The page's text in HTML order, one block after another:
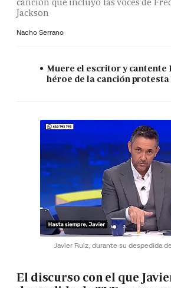
Jackson
Nacho Serrano
Muere el escritor y cantente
héroe de la canción
Javier Ruiz, durante su despedida
El discurso con el que